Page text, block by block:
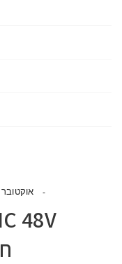
אוקטובר 22,